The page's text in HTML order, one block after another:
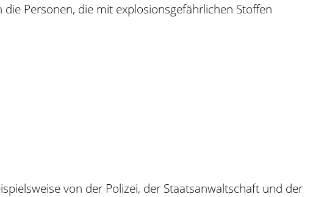
Personen, die mit explosionsgefährlichen Stoffen
von der Polizei, der Staatsanwaltschaft und der